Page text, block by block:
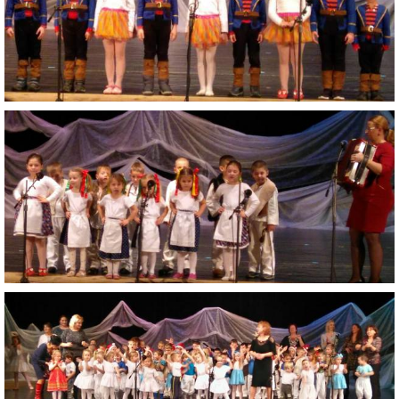
RADA ŠKOLY
GDPR
REGISTRATÚRNY PLÁN MŠ
VOĽNÉ PRACOVNÉ MIESTO
AKTUALIZAČNÉ VZDELÁVANIE
ZÁBAVNÉ UČENIE DOMA
VIDEO ALBUM
COVID-19